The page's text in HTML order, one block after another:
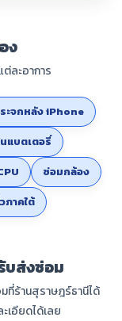
ง
ละอาการ
ะจกหลัง iPhone
แบตเตอรี่
ซ่อมกล้อง
ภาคใต้
บส่งซ่อม
ที่ร้านสุราษฎร์ธานีได้
เอียดได้เลย